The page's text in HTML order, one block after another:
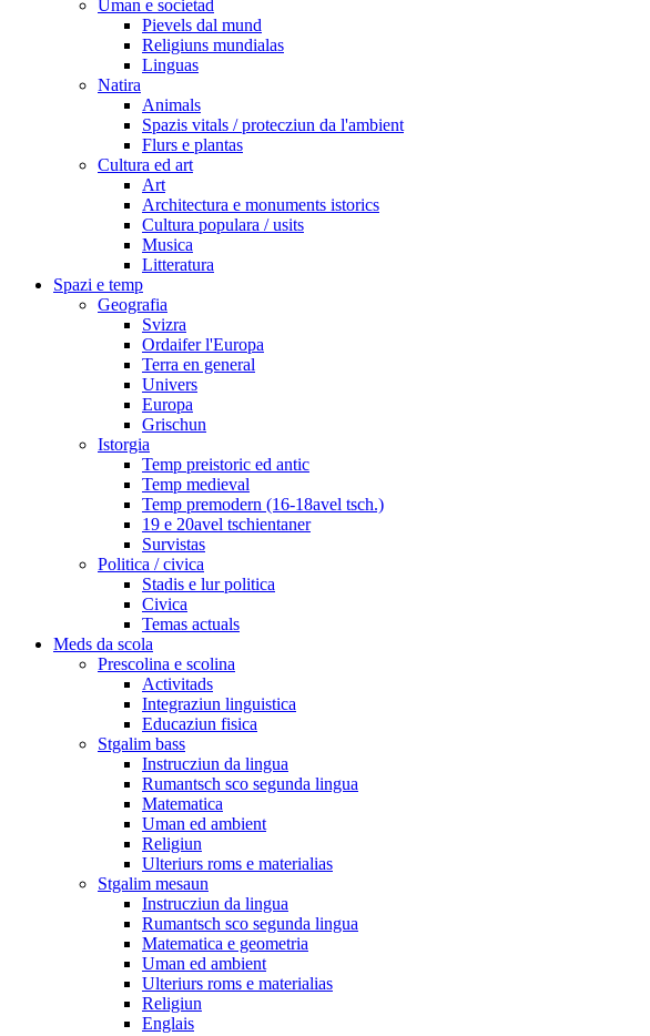
Uman e societad
Pievels dal mund
Religiuns mundialas
Linguas
Natira
Animals
Spazis vitals / protecziun da l'ambient
Flurs e plantas
Cultura ed art
Art
Architectura e monuments istorics
Cultura populara / usits
Musica
Litteratura
Spazi e temp
Geografia
Svizra
Ordaifer l'Europa
Terra en general
Univers
Europa
Grischun
Istorgia
Temp preistoric ed antic
Temp medieval
Temp premodern (16-18avel tsch.)
19 e 20avel tschientaner
Survistas
Politica / civica
Stadis e lur politica
Civica
Temas actuals
Meds da scola
Prescolina e scolina
Activitads
Integraziun linguistica
Educaziun fisica
Stgalim bass
Instrucziun da lingua
Rumantsch sco segunda lingua
Matematica
Uman ed ambient
Religiun
Ulteriurs roms e materialias
Stgalim mesaun
Instrucziun da lingua
Rumantsch sco segunda lingua
Matematica e geometria
Uman ed ambient
Ulteriurs roms e materialias
Religiun
Englais